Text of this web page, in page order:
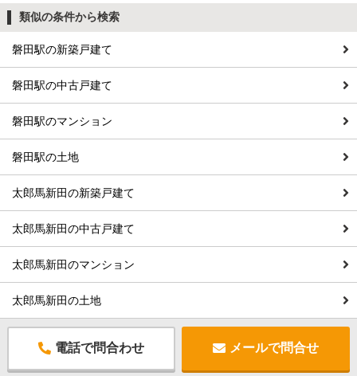
類似の条件から検索
磐田駅の新築戸建て
磐田駅の中古戸建て
磐田駅のマンション
磐田駅の土地
太郎馬新田の新築戸建て
太郎馬新田の中古戸建て
太郎馬新田のマンション
太郎馬新田の土地
電話で問合わせ メールで問合せ